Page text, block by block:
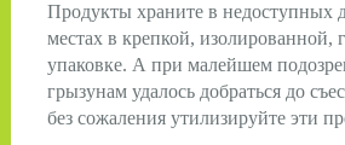
Продукты храните в недоступных
местах в крепкой, изолированной,
упаковке. А при малейшем
грызунам удалось добраться до
без сожаления утилизируйте эти